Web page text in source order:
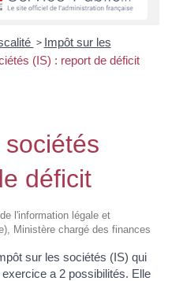
> Impôt sur les
(IS) : report de déficit
déficit
l'information légale et
Ministère chargé des finances
sur les sociétés (IS) qui
a 2 possibilités. Elle